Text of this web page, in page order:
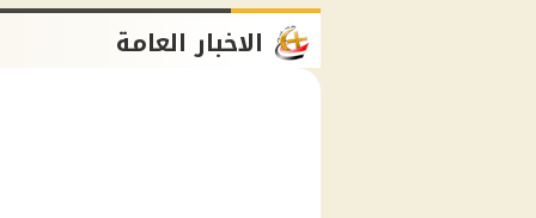
الاخبار العامة